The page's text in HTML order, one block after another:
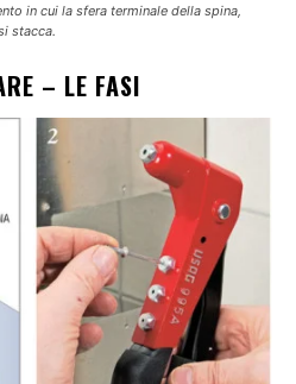
in cui la sfera terminale della spina,
stacca.
– LE FASI